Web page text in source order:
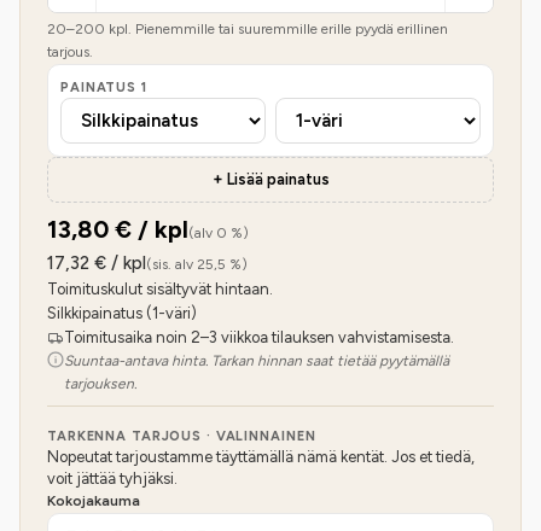
20–200 kpl. Pienemmille tai suuremmille erille pyydä erillinen
tarjous.
PAINATUS 1
+ Lisää painatus
13,80 € / kpl(alv 0 %)
17,32 € / kpl(sis. alv 25,5 %)
Toimituskulut sisältyvät hintaan.
Silkkipainatus (1-väri)
Toimitusaika noin 2–3 viikkoa tilauksen vahvistamisesta.
Suuntaa-antava hinta. Tarkan hinnan saat tietää pyytämällä
tarjouksen.
TARKENNA TARJOUS · VALINNAINEN
Nopeutat tarjoustamme täyttämällä nämä kentät. Jos et tiedä,
voit jättää tyhjäksi.
Kokojakauma